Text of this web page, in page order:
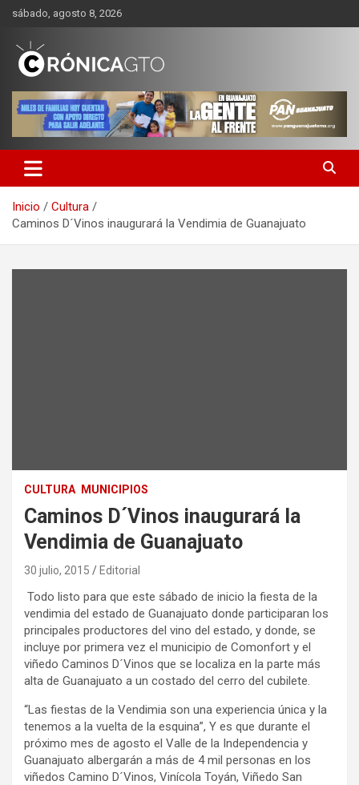
Saltar
contenido
sábado, agosto 8, 2026
CRONICA GUANAJUATO
Inicio
Cultura
Caminos D´Vinos inaugurará la Vendimia de Guanajuato
CULTURA MUNICIPIOS
Caminos D´Vinos inaugurará la
Vendimia de Guanajuato
30 julio, 2015 Editorial
Todo listo para que este sábado de inicio la fiesta de la
vendimia del estado de Guanajuato donde participaran los
principales productores del vino del estado, y donde, se
incluye por primera vez el municipio de Comonfort y el
viñedo Caminos D´Vinos que se localiza en la parte más
alta de Guanajuato a un costado del cerro del cubilete.
“Las fiestas de la Vendimia son una experiencia única y la
tenemos a la vuelta de la esquina”, Y es que durante el
próximo mes de agosto el Valle de la Independencia y
Guanajuato albergarán a más de 4 mil personas en los
viñedos Camino D´Vinos, Vinícola Toyán, Viñedo San